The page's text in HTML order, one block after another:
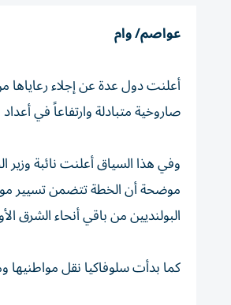
عواصم/ وام
أعلنت دول عدة عن إجلاء
صاروخية متبادلة وارتفاعاً في
وفي هذا السياق أعلنت نائبة وزير
موضحة أن الخطة تتضمن تسيير
البولنديين من باقي أنحاء الشرق
كما بدأت سلوفاكيا نقل مواطنيها